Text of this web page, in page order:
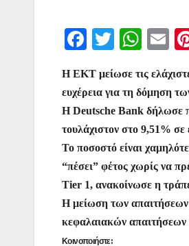
F
c
e
b
o
o
k
T
itt
er
W
at
s
A
p
p
E
ai
l
Η ΕΚΤ μείωσε τις
ευχέρεια για τη δόμηση
Η Deutsche Bank δήλωσε
τουλάχιστον στο 9,51% σε
Το ποσοστό είναι
“πέσει” φέτος χωρίς να
Tier 1, ανακοίνωσε η
Η μείωση των απαιτήσεων
κεφαλαιακών απαιτήσεων
Κοινοποιήστε: